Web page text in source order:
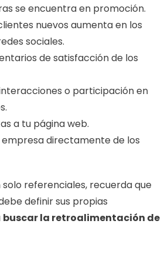
se encuentra en promoción.
nuevos aumenta en los
sociales.
de satisfacción de los
o participación en
a tu página web.
empresa directamente de los
solo referenciales, recuerda que
definir sus propias
buscar la retroalimentación de